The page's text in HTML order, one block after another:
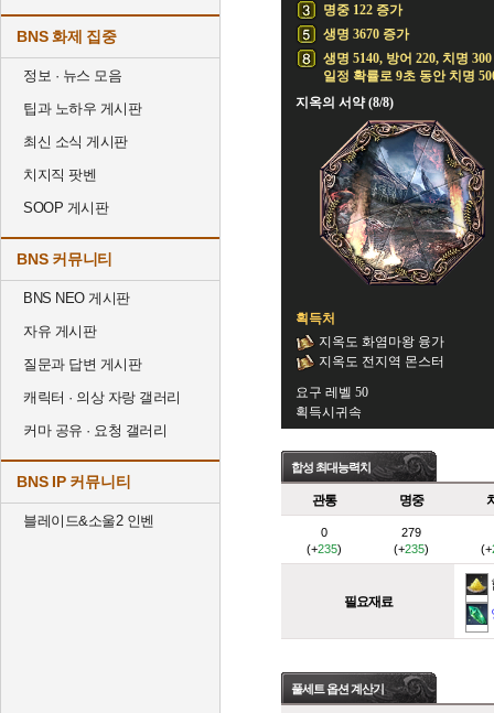
BNS 화제 집중
정보 · 뉴스 모음
팁과 노하우 게시판
최신 소식 게시판
치지직 팟벤
SOOP 게시판
BNS 커뮤니티
BNS NEO 게시판
자유 게시판
질문과 답변 게시판
캐릭터 · 의상 자랑 갤러리
커마 공유 · 요청 갤러리
BNS IP 커뮤니티
블레이드&소울2 인벤
명중 122 증가
생명 3670 증가
생명 5140, 방어 220, 치명
일정 확률로 9초 동안 치명
지옥의 서약 (8/8)
획득처
지옥도 화염마왕 융가
지옥도 전지역 몬스터
요구 레벨 50
획득시귀속
합성 최대능력치
관통 명중
0
(+235)
279
(+235) (+
필요재료
풀세트 옵션 계산기